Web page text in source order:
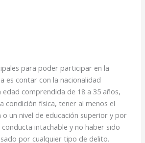
para poder participar en la
es contar con la nacionalidad
edad comprendida de 18 a 35 años,
condición física, tener al menos el
un nivel de educación superior y por
intachable y no haber sido
por cualquier tipo de delito.